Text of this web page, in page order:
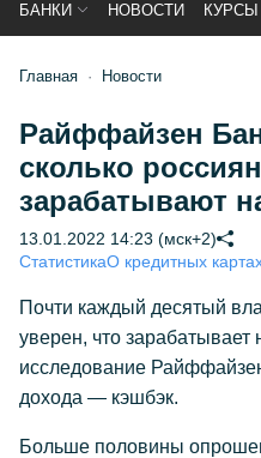
БАНКИ НОВОСТИ
Главная Новости
Райффайзен
сколько
зарабатывают
13.01.2022 14:23 (мск+2)
СтатистикаО кредитных
Почти каждый десятый
уверен, что зарабатывает
исследование
дохода — кэшбэк.
Больше половины